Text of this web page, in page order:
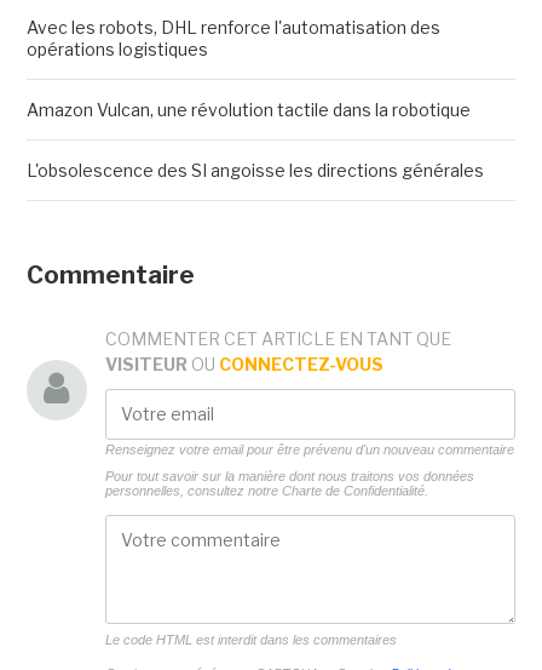
Avec les robots, DHL renforce l'automatisation des
opérations logistiques
Amazon Vulcan, une révolution tactile dans la robotique
L'obsolescence des SI angoisse les directions générales
Commentaire
COMMENTER CET ARTICLE EN TANT QUE
VISITEUR OU CONNECTEZ-VOUS
Renseignez votre email pour être prévenu d'un nouveau commentaire
Pour tout savoir sur la manière dont nous traitons vos données
personnelles, consultez notre Charte de Confidentialité.
Le code HTML est interdit dans les commentaires